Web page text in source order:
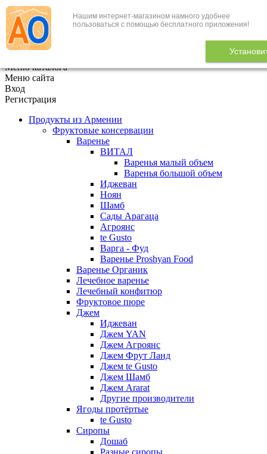
Нашим интернет-магазином намного удобнее
пользоваться с помощью бесплатного приложения!
+7 (495) 646-888-1
В корзине 0
Меню каталога
Меню сайта
Вход
Регистрация
Продукты из Армении
Фруктовые консервации
Варенье
ВИТАЛ
Варенья малый объем
Варенья большой объем
Иджеван
Ноян
Шамб
Сады Арагаца
Агроянс
te Gusto
Варга - Фуд
Варенье Proshyan Food
Варенье Органик
Лечебное варенье
Лечебный конфитюр
Фруктовое пюре
Джем
Иджеван
Джем YAN
Джем Агроянс
Джем Фрут Ланд
Джем te Gusto
Джем Шамб
Джем Ararat
Другие производители
Ягоды протёртые
te Gusto
Сиропы
Дошаб
Разные сиропы